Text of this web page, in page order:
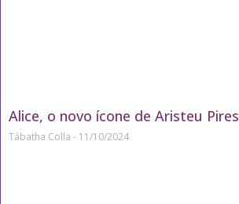
Alice, o novo ícone de Aristeu Pires
Tábatha Colla 11/10/2024